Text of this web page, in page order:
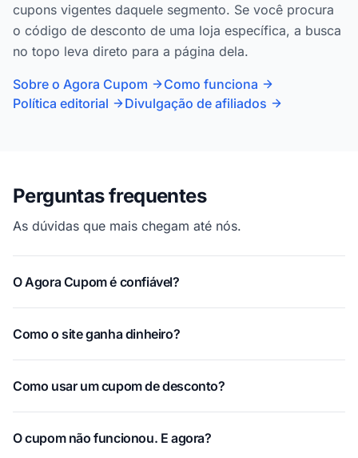
cupons vigentes daquele segmento. Se você procura
o código de desconto de uma loja específica, a busca
no topo leva direto para a página dela.
Sobre o Agora Cupom
Como funciona
Política editorial
Divulgação de afiliados
Perguntas frequentes
As dúvidas que mais chegam até nós.
O Agora Cupom é confiável?
Como o site ganha dinheiro?
Como usar um cupom de desconto?
O cupom não funcionou. E agora?